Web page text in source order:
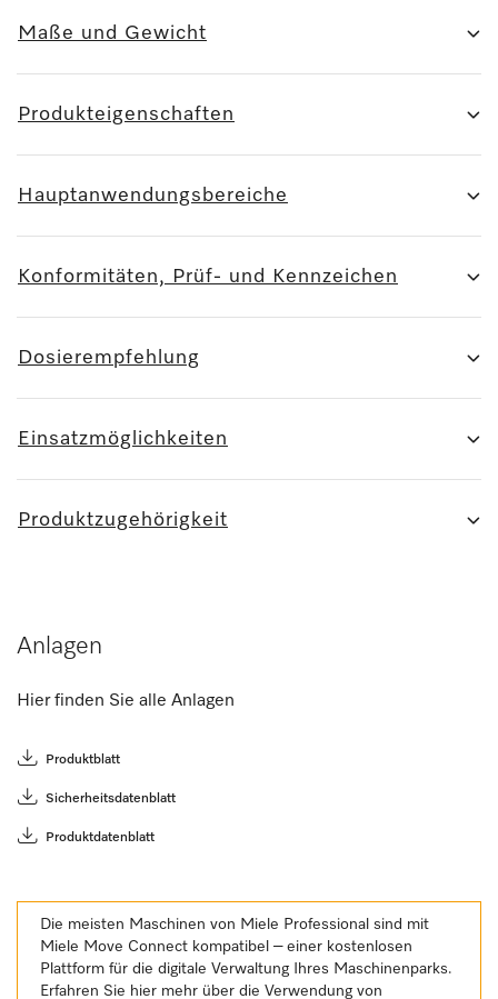
Maße und Gewicht
Produkteigenschaften
Hauptanwendungsbereiche
Konformitäten, Prüf- und Kennzeichen
Dosierempfehlung
Einsatzmöglichkeiten
Produktzugehörigkeit
Anlagen
Hier finden Sie alle Anlagen
Produktblatt
Sicherheitsdatenblatt
Produktdatenblatt
Die meisten Maschinen von Miele Professional sind mit
Miele Move Connect kompatibel – einer kostenlosen
Plattform für die digitale Verwaltung Ihres Maschinenparks.
Erfahren Sie hier mehr über die Verwendung von